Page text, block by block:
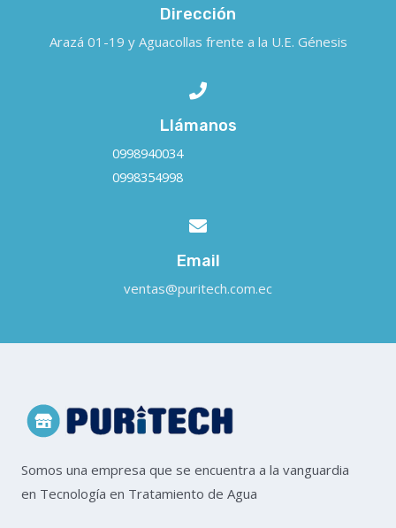
Dirección
Arazá 01-19 y Aguacollas frente a la U.E. Génesis
Llámanos
0998940034
0998354998
Email
ventas@puritech.com.ec
Somos una empresa que se encuentra a la vanguardia
en Tecnología en Tratamiento de Agua